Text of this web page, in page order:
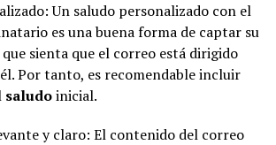
Un saludo personalizado con el
es una buena forma de captar su
sienta que el correo está dirigido
Por tanto, es recomendable incluir
saludoinicial.
y claro: El contenido del correo